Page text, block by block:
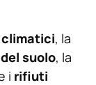
, la
suolo, la
i rifiuti